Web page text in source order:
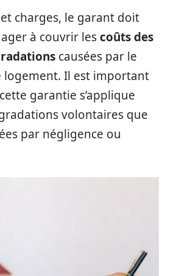
charges, le garant doit
à couvrir lescoûts des
causées par le
logement. Il est important
garantie s’applique
volontaires que
par négligence ou